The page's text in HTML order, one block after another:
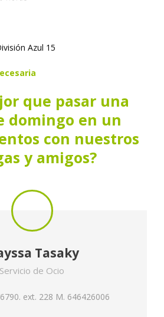
Azul 15
que pasar una
domingo en un
con nuestros
y amigos?
Tasaky
Servicio de Ocio
ext. 228 M. 646426006